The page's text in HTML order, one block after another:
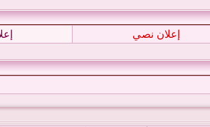
إعلان نصي